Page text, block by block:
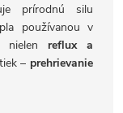
prírodnú silu
používanou v
nielen reflux a
– prehrievanie